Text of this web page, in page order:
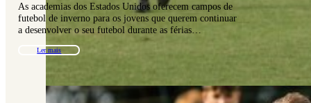
As academias dos Estados Unidos oferecem campos de
futebol de inverno para os jovens que querem continuar
a desenvolver o seu futebol durante as férias…
Ler mais